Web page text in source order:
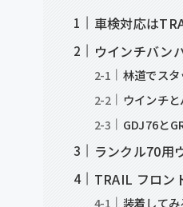
車検対応は
ウインチバン
林道でス
ウインチ
GDJ76と
ランクル70用
TRAIL フロン
装着して